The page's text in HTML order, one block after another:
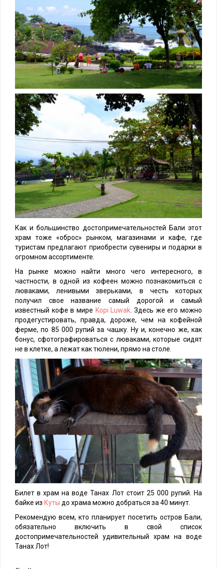
Как и большинство достопримечательностей Бали этот
храм тоже «оброс» рынком, магазинами и кафе, где
туристам предлагают приобрести сувениры и подарки в
огромном ассортименте.
На рынке можно найти много чего интересного, в
частности, в одной из кофеен можно познакомиться с
люваками, ленивыми зверьками, в честь которых
получил свое название самый дорогой и самый
известный кофе в мире Kopi Luwak . Здесь же его можно
продегустировать, правда, дороже, чем на кофейной
ферме, по 85 000 рупий за чашку. Ну и, конечно же, как
бонус, сфотографироваться с люваками, которые сидят
не в клетке, а лежат как тюлени, прямо на столе.
Билет в храм на воде Танах Лот стоит 25 000 рупий. На
байке из Куты до храма можно добраться за 40 минут.
Рекомендую всем, кто планирует посетить остров Бали,
обязательно включить в свой список
достопримечательностей удивительный храм на воде
Танах Лот!